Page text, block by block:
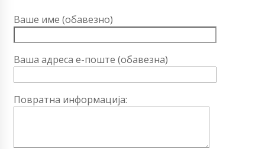
Ваше име (обавезно)
Ваша адреса е-поште (обавезна)
Повратна информација: